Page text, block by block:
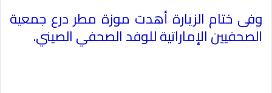
وفى ختام الزيارة أهدت موزة مطر درع جمعية
الصحفيين الإماراتية للوفد الصحفي الصيني.